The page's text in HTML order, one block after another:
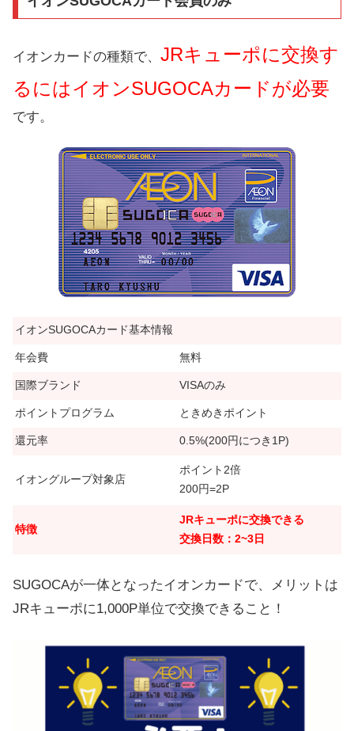
イオンカードの種類で、 JRキューポに交換す
るにはイオンSUGOCAカードが必要
です。
イオンSUGOCAカード基本情報
年会費 無料
国際ブランド VISAのみ
ポイントプログラム ときめきポイント
還元率 0.5%(200円につき1P)
イオングループ対象店
ポイント2倍
200円=2P
特徴
JRキューポに交換できる
交換日数：2~3日
SUGOCAが一体となったイオンカードで、メリットは
JRキューポに1,000P単位で交換できること！